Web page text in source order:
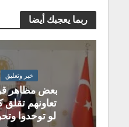
ربما يعجبك أيضا
خبر وتعليق
بعض مظاهر
تعاونهم تقلق
لو توحدوا